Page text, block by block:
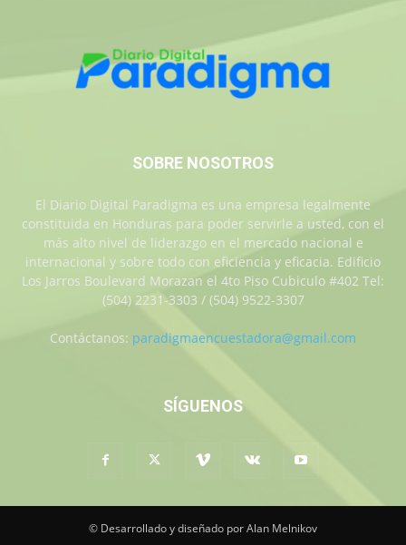
SOBRE NOSOTROS
El Diario Digital Paradigma es una empresa legalmente
constituida en Honduras para poder servirle a usted, con el
más alto nivel de liderazgo en el mercado nacional e
internacional y sobre todo con eficiencia y eficacia. Edificio
Los Jarros Boulevard Morazan el 4to Piso Cubiculo #402 Tel:
(504) 2231-3303 / (504) 9522-3307
Contáctanos: paradigmaencuestadora@gmail.com
SÍGUENOS
© Desarrollado y diseñado por Alan Melnikov